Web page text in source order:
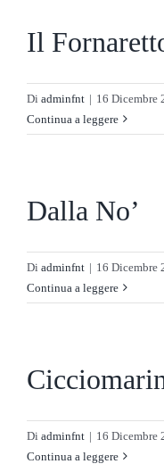
CONTATTI
Il
Di adminfnt | 16 Dicembre
Continua a leggere
Dalla No’
Di adminfnt | 16 Dicembre
Continua a leggere
Di adminfnt | 16 Dicembre
Continua a leggere